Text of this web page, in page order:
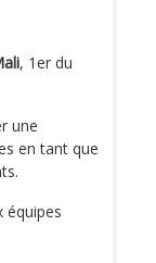
, 1er du
une
en tant que
équipes